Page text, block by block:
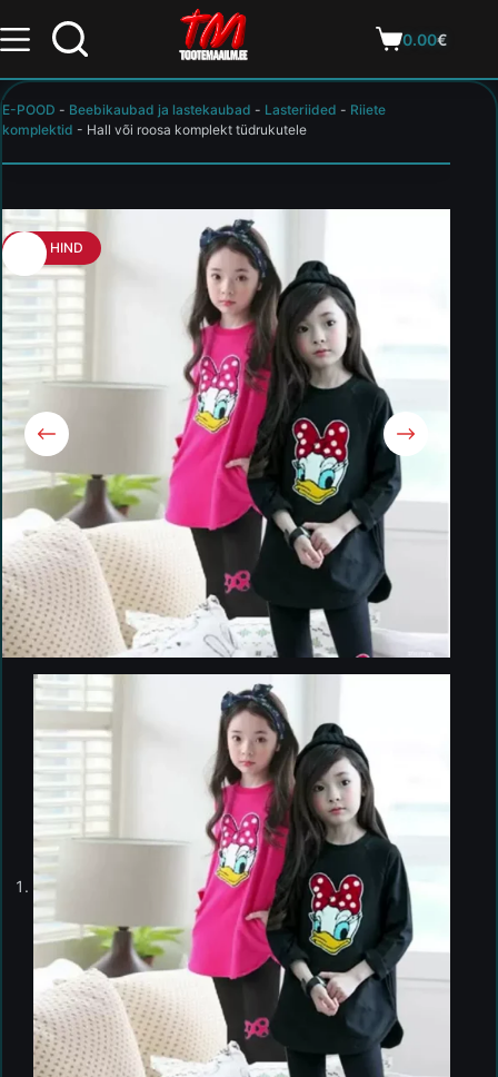
0.00€
E-POOD - Beebikaubad ja lastekaubad - Lasteriided - Riiete
komplektid - Hall või roosa komplekt tüdrukutele
HEA HIND